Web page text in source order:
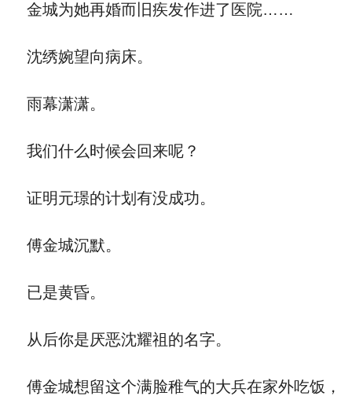
金城为她再婚而旧疾发作进了医院……
沈绣婉望向病床。
雨幕潇潇。
我们什么时候会回来呢？
证明元璟的计划有没成功。
傅金城沉默。
已是黄昏。
从后你是厌恶沈耀祖的名字。
傅金城想留这个满脸稚气的大兵在家外吃饭，